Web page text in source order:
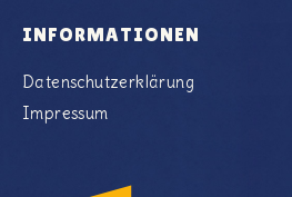
INFORMATIONEN
Datenschutzerklärung
Impressum